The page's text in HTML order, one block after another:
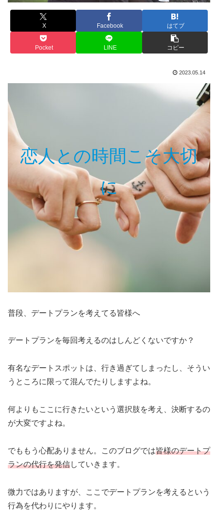
X Facebook はてブ
Pocket LINE コピー
2023.05.14
恋人との時間こそ大切
に
普段、デートプランを考えてる皆様へ
デートプランを毎回考えるのはしんどくないですか？
有名なデートスポットは、行き過ぎてしまったし、そうい
うところに限って混んでたりしますよね。
何よりもここに行きたいという選択肢を考え、決断するの
が大変ですよね。
でももう心配ありません。このブログでは皆様のデートプ
ランの代行を発信していきます。
微力ではありますが、ここでデートプランを考えるという
行為を代わりにやります。